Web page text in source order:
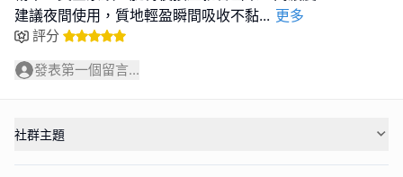
建議夜間使用，質地輕盈瞬間吸收不黏... 更多
評分
發表第一個留言...
社群主題